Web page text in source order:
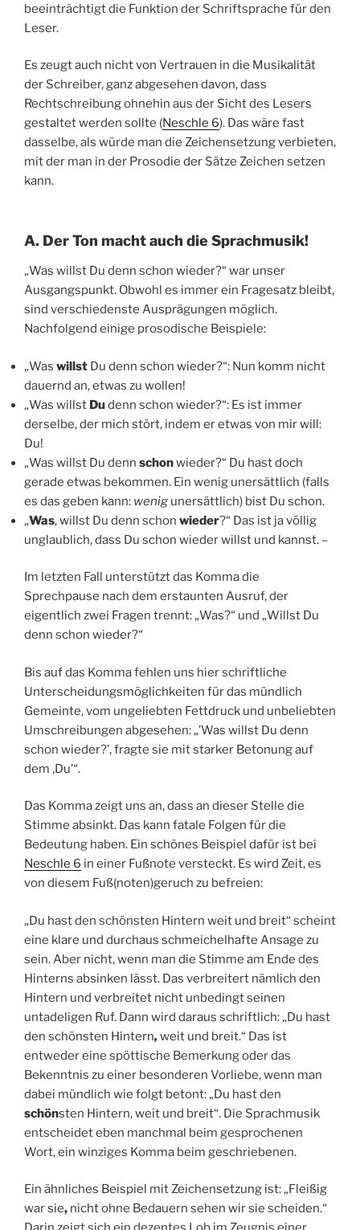
beeinträchtigt die Funktion der Schriftsprache für den
Leser.
Es zeugt auch nicht von Vertrauen in die Musikalität
der Schreiber, ganz abgesehen davon, dass
Rechtschreibung ohnehin aus der Sicht des Lesers
gestaltet werden sollte (Neschle 6). Das wäre fast
dasselbe, als würde man die Zeichensetzung verbieten,
mit der man in der Prosodie der Sätze Zeichen setzen
kann.
A. Der Ton macht auch die Sprachmusik!
„Was willst Du denn schon wieder?“ war unser
Ausgangspunkt. Obwohl es immer ein Fragesatz bleibt,
sind verschiedenste Ausprägungen möglich.
Nachfolgend einige prosodische Beispiele:
„Was willst Du denn schon wieder?“: Nun komm nicht
dauernd an, etwas zu wollen!
„Was willst Dudenn schon wieder?“: Es ist immer
derselbe, der mich stört, indem er etwas von mir will:
Du!
„Was willst Du denn schonwieder?“ Du hast doch
gerade etwas bekommen. Ein wenig unersättlich (falls
es das geben kann: wenig unersättlich) bist Du schon.
„Was, willst Du denn schon wieder?“ Das ist ja völlig
unglaublich, dass Du schon wieder willst und kannst. –
Im letzten Fall unterstützt das Komma die
Sprechpause nach dem erstaunten Ausruf, der
eigentlich zwei Fragen trennt: „Was?“ und „Willst Du
denn schon wieder?“
Bis auf das Komma fehlen uns hier schriftliche
Unterscheidungsmöglichkeiten für das mündlich
Gemeinte, vom ungeliebten Fettdruck und unbeliebten
Umschreibungen abgesehen: „’Was willst Du denn
schon wieder?’, fragte sie mit starker Betonung auf
dem ‚Du’“.
Das Komma zeigt uns an, dass an dieser Stelle die
Stimme absinkt. Das kann fatale Folgen für die
Bedeutung haben. Ein schönes Beispiel dafür ist bei
Neschle 6 in einer Fußnote versteckt. Es wird Zeit, es
von diesem Fuß(noten)geruch zu befreien:
„Du hast den schönsten Hintern weit und breit“ scheint
eine klare und durchaus schmeichelhafte Ansage zu
sein. Aber nicht, wenn man die Stimme am Ende des
Hinterns absinken lässt. Das verbreitert nämlich den
Hintern und verbreitet nicht unbedingt seinen
untadeligen Ruf. Dann wird daraus schriftlich: „Du hast
den schönsten Hintern, weit und breit.“ Das ist
entweder eine spöttische Bemerkung oder das
Bekenntnis zu einer besonderen Vorliebe, wenn man
dabei mündlich wie folgt betont: „Du hast den
schönsten Hintern, weit und breit“. Die Sprachmusik
entscheidet eben manchmal beim gesprochenen
Wort, ein winziges Komma beim geschriebenen.
Ein ähnliches Beispiel mit Zeichensetzung ist: „Fleißig
war sie, nicht ohne Bedauern sehen wir sie scheiden.“